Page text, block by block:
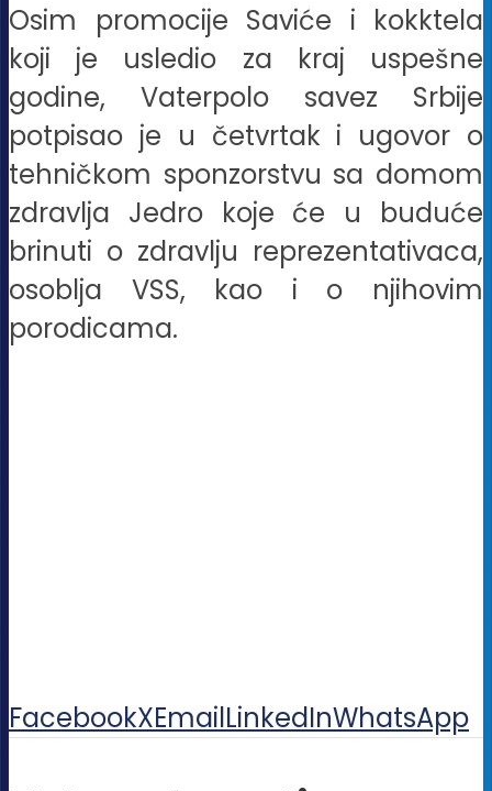
Osim promocije Saviće i kokktela
koji je usledio za kraj uspešne
godine, Vaterpolo savez Srbije
potpisao je u četvrtak i ugovor o
tehničkom sponzorstvu sa domom
zdravlja Jedro koje će u buduće
brinuti o zdravlju reprezentativaca,
osoblja VSS, kao i o njihovim
porodicama.
FacebookXEmailLinkedInWhatsApp